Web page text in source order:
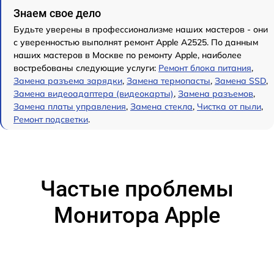
Знаем свое дело
Будьте уверены в профессионализме наших мастеров - они
с уверенностью выполнят ремонт Apple А2525. По данным
наших мастеров в Москве по ремонту Apple, наиболее
востребованы следующие услуги: Ремонт блока питания,
Замена разъема зарядки, Замена термопасты, Замена SSD,
Замена видеоадаптера (видеокарты), Замена разъемов,
Замена платы управления, Замена стекла, Чистка от пыли,
Ремонт подсветки.
Частые проблемы
Монитора Apple